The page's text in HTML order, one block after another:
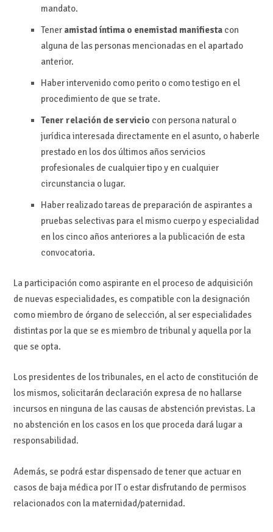
mandato.
Tener amistad íntima o enemistad manifiestacon
alguna de las personas mencionadas en el apartado
anterior.
Haber intervenido como perito o como testigo en el
procedimiento de que se trate.
Tener relación de servicio con persona natural o
jurídica interesada directamente en el asunto, o haberle
prestado en los dos últimos años servicios
profesionales de cualquier tipo y en cualquier
circunstancia o lugar.
Haber realizado tareas de preparación de aspirantes a
pruebas selectivas para el mismo cuerpo y especialidad
en los cinco años anteriores a la publicación de esta
convocatoria.
La participación como aspirante en el proceso de adquisición
de nuevas especialidades, es compatible con la designación
como miembro de órgano de selección, al ser especialidades
distintas por la que se es miembro de tribunal y aquella por la
que se opta.
Los presidentes de los tribunales, en el acto de constitución de
los mismos, solicitarán declaración expresa de no hallarse
incursos en ninguna de las causas de abstención previstas. La
no abstención en los casos en los que proceda dará lugar a
responsabilidad.
Además, se podrá estar dispensado de tener que actuar en
casos de baja médica por IT o estar disfrutando de permisos
relacionados con la maternidad/paternidad.